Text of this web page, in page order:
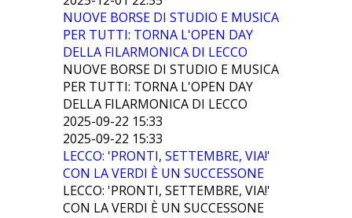
NUOVE BORSE DI STUDIO E MUSICA
PER TUTTI: TORNA L'OPEN DAY
DELLA FILARMONICA DI LECCO
NUOVE BORSE DI STUDIO E MUSICA
PER TUTTI: TORNA L'OPEN DAY
DELLA FILARMONICA DI LECCO
2025-09-22 15:33
2025-09-22 15:33
LECCO: 'PRONTI, SETTEMBRE, VIA!'
CON LA VERDI È UN SUCCESSONE
LECCO: 'PRONTI, SETTEMBRE, VIA!'
CON LA VERDI È UN SUCCESSONE